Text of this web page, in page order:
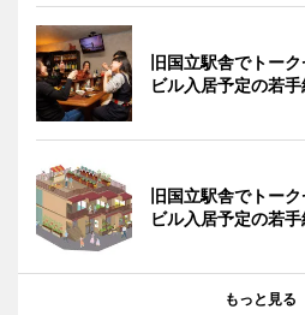
旧国立駅舎でトー
ビル入居予定の若
旧国立駅舎でトー
ビル入居予定の若
もっと見る